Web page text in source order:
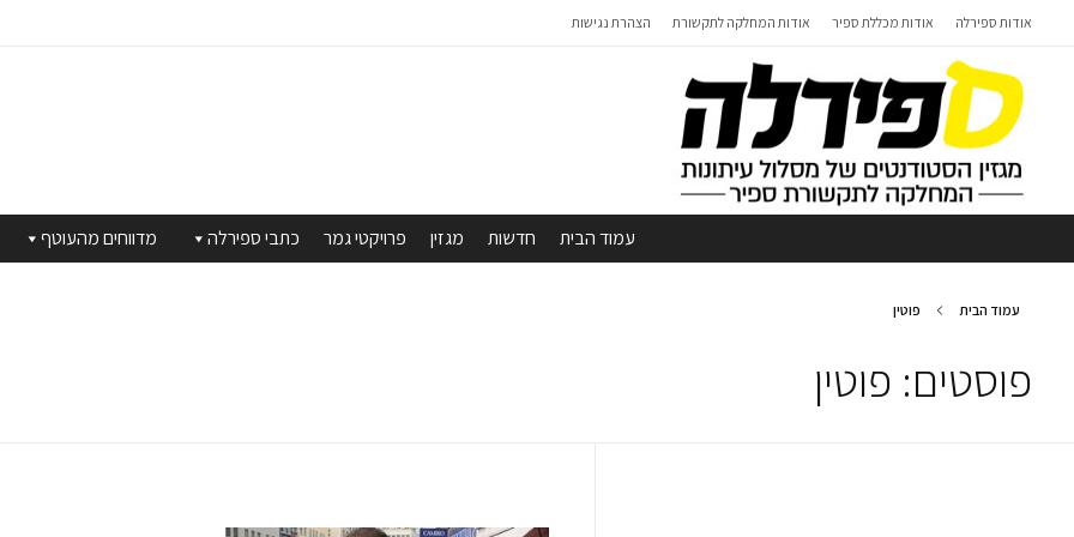
אודות ספירלה אודות מכללת ספיר אודות המחלקה לתקשורת הצהרת נגישות
עמוד הבית חדשות מגזין פרויקטי גמר כתבי ספירלה מדווחים מהעוטף
עמוד הבית פוטין
פוסטים: פוטין